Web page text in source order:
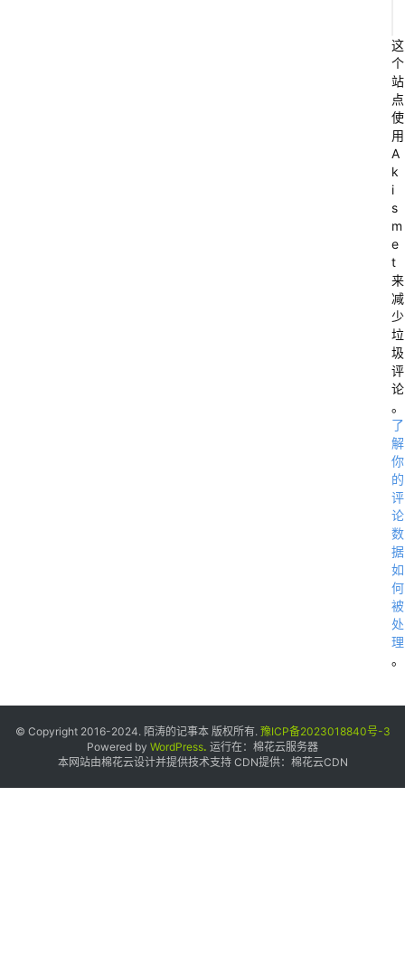
要
的
需
在
1
1
.
7
日
上
午
2
点
前
获
取
该
商
品
，
即
可
免
费
留
这
个
站
点
使
用
A
k
i
s
m
e
t
来
减
少
垃
圾
评
论
。
了
解
你
的
评
论
数
据
如
何
被
处
理
。
© Copyright 2016-2024. 陌涛的记事本 版权所有. 豫ICP备2023018840号-3
Powered by WordPress. 运行在： 棉花云服务器
本网站由棉花云设计并提供技术支持 CDN提供： 棉花云CDN